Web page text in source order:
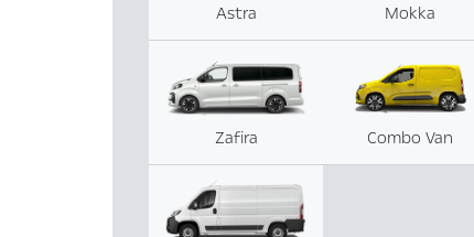
Astra Mokka
Zafira Combo Van